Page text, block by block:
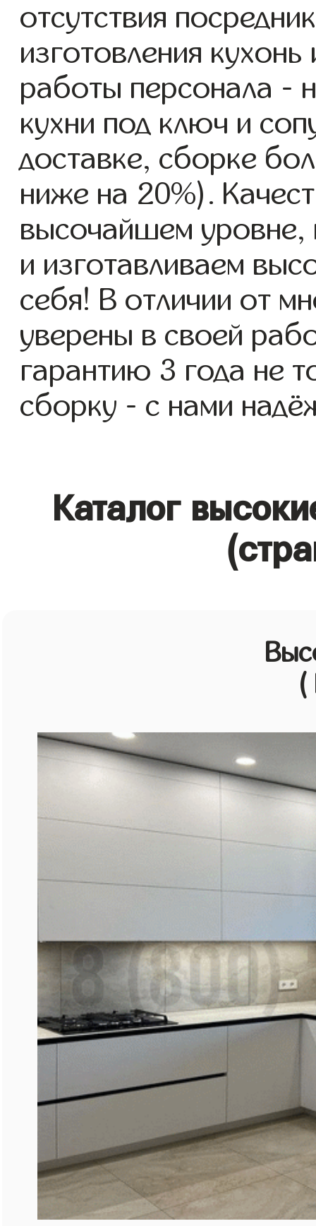
отсутствия
изготовления
работы персонала -
кухни под ключ и
доставке, сборке
ниже на 20%).
высочайшем
и изготавливаем
себя! В отличии от
уверены в своей
гарантию 3 года не
сборку - с нами
Каталог
(